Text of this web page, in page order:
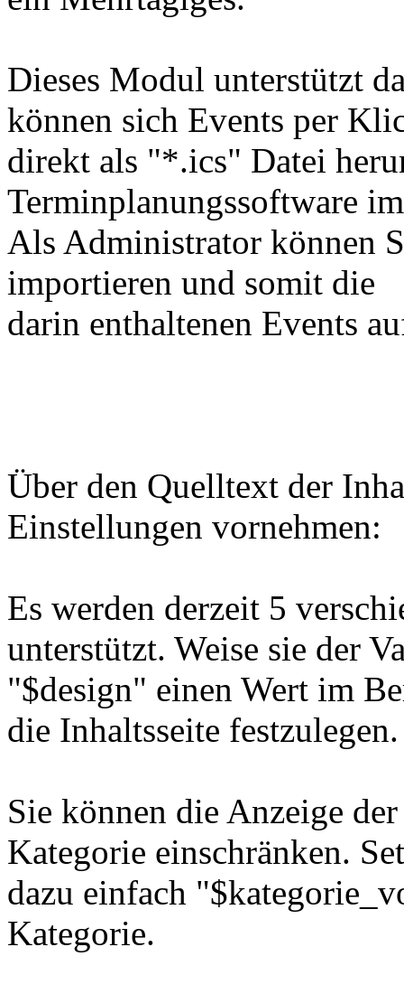
Dieses Modul unterstützt
können sich Events per
direkt als "*.ics" Datei
Terminplanungssoftware
Als Administrator können
importieren und somit die
darin enthaltenen Events
Über den Quelltext der
Einstellungen vornehmen:
Es werden derzeit 5
unterstützt. Weise sie der
"$design" einen Wert im
die Inhaltsseite festzulegen.
Sie können die Anzeige
Kategorie einschränken.
dazu einfach
Kategorie.